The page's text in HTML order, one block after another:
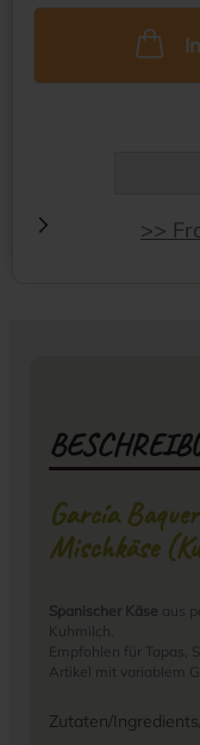
>>
García
Mischkäse
Spanischer Käse aus
Kuhmilch.
Empfohlen für Tapas,
Artikel mit variablem
Zutaten/